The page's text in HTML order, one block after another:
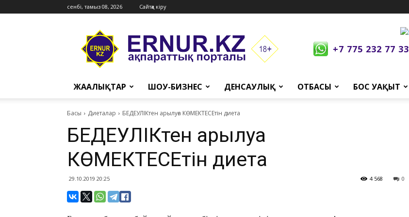
сенбі, тамыз 08, 2026 Сайтқа кіру
Ernur
Press
+7 775 232 77 33
ЖАҢАЛЫҚТАР ШОУ-БИЗНЕС ДЕНСАУЛЫҚ ОТБАСЫ БОС УАҚЫТ
Басы Диеталар ​БЕДЕУЛІКтен арылуға КӨМЕКТЕСЕтін диета
​БЕДЕУЛІКтен арылуға
КӨМЕКТЕСЕтін диета
29.10.2019 20:25 0
4 568